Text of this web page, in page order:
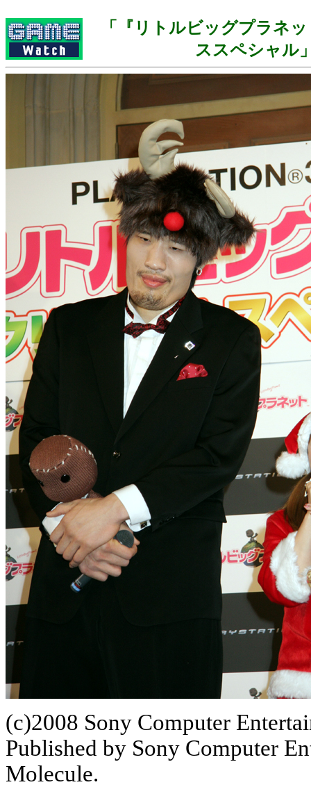
「『リトルビッグプラネ
ススペシャル
(c)2008 Sony Computer
Published by Sony Computer
Molecule.